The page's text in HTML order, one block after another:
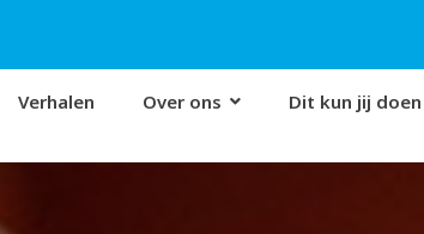
Verhalen Over ons Dit kun jij doen